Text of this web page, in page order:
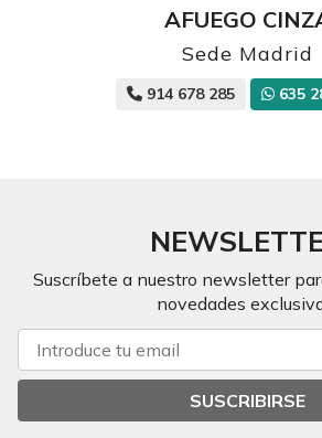
AFUEGO
Sede Madrid
914 678 285 635
Suscríbete a nuestro newsletter
novedades
SUSCRIBIRSE